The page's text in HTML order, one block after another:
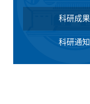
科研成果
科研通知